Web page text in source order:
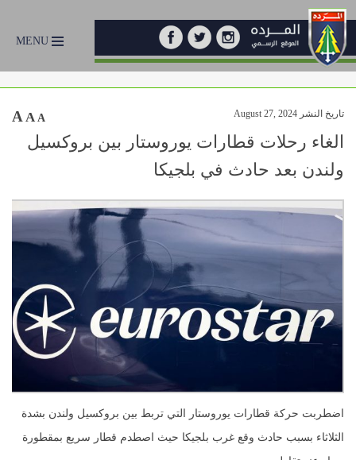
MENU
تاريخ النشر August 27, 2024 A A A
الغاء رحلات قطارات يوروستار بين بروكسيل
ولندن بعد حادث في بلجيكا
اضطربت حركة قطارات يوروستار التي تربط بين بروكسيل ولندن بشدة
الثلاثاء بسبب حادث وقع غرب بلجيكا حيث اصطدم قطار سريع بمقطورة